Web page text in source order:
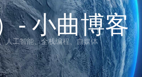
- 小曲博客
人工智能、全栈编程、自媒体